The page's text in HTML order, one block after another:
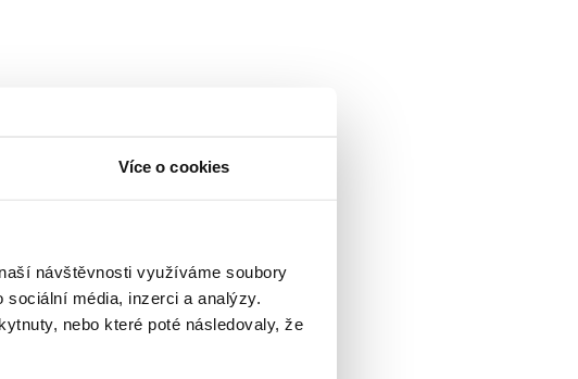
Více o cookies
návštěvnosti využíváme soubory
média, inzerci a analýzy.
nebo které poté následovaly, že